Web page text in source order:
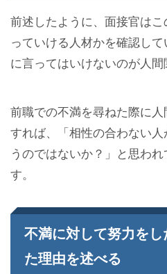
前述したように、面接官は
っていける人材かを確認し
に言ってはいけないのが人間
前職での不満を尋ねた際に
すれば、「相性の合わない
うのではないか？」と思わ
す。
不満に対して努力を
た理由を述べる